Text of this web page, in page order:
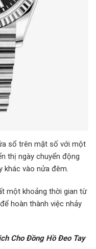
sổ trên mặt số với một
thị ngày chuyển động
khác vào nửa đêm.
một khoảng thời gian từ
hoàn thành việc nhảy
Cho Đồng Hồ Đeo Tay